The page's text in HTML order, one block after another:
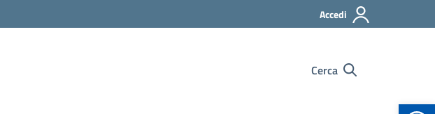
Accedi
Cerca